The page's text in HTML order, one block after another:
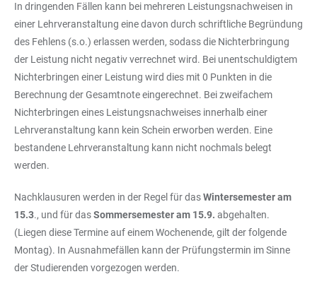
In dringenden Fällen kann bei mehreren Leistungsnachweisen in
einer Lehrveranstaltung eine davon durch schriftliche Begründung
des Fehlens (s.o.) erlassen werden, sodass die Nichterbringung
der Leistung nicht negativ verrechnet wird. Bei unentschuldigtem
Nichterbringen einer Leistung wird dies mit 0 Punkten in die
Berechnung der Gesamtnote eingerechnet. Bei zweifachem
Nichterbringen eines Leistungsnachweises innerhalb einer
Lehrveranstaltung kann kein Schein erworben werden. Eine
bestandene Lehrveranstaltung kann nicht nochmals belegt
werden.
Nachklausuren werden in der Regel für dasWintersemester am
15.3., und für dasSommersemester am 15.9. abgehalten.
(Liegen diese Termine auf einem Wochenende, gilt der folgende
Montag). In Ausnahmefällen kann der Prüfungstermin im Sinne
der Studierenden vorgezogen werden.